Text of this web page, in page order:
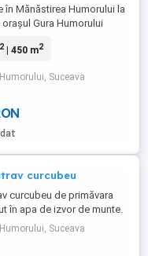
în Mănăstirea Humorului la
Gura Humorului
compusă din:
cu ziduri de 60 cm
de 3.000 mp
+ Etaj ...
2| 450 m2
Suceava
curcubeu
curcubeu de primăvara
în apa de izvor de munte.
Suceava